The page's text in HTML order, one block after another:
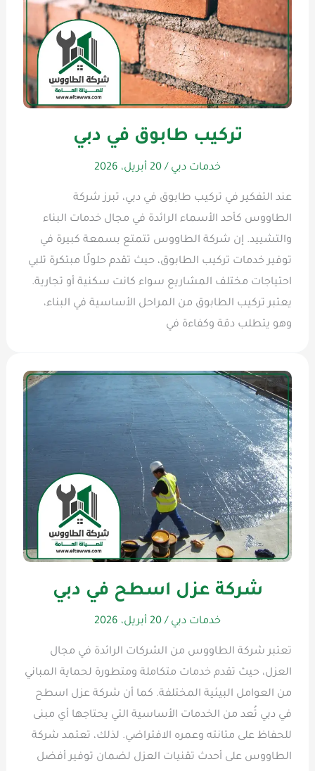
تركيب طابوق في دبي
خدمات دبي /20 أبريل، 2026
عند التفكير في تركيب طابوق في دبي، تبرز شركة
الطاووس كأحد الأسماء الرائدة في مجال خدمات البناء
والتشييد. إن شركة الطاووس تتمتع بسمعة كبيرة في
توفير خدمات تركيب الطابوق، حيث تقدم حلولًا مبتكرة تلبي
احتياجات مختلف المشاريع سواء كانت سكنية أو تجارية.
يعتبر تركيب الطابوق من المراحل الأساسية في البناء،
وهو يتطلب دقة وكفاءة في
شركة عزل اسطح في دبي
خدمات دبي /20 أبريل، 2026
تعتبر شركة الطاووس من الشركات الرائدة في مجال
العزل، حيث تقدم خدمات متكاملة ومتطورة لحماية المباني
من العوامل البيئية المختلفة. كما أن شركة عزل اسطح
في دبي تُعد من الخدمات الأساسية التي يحتاجها أي مبنى
للحفاظ على متانته وعمره الافتراضي. لذلك، تعتمد شركة
الطاووس على أحدث تقنيات العزل لضمان توفير أفضل